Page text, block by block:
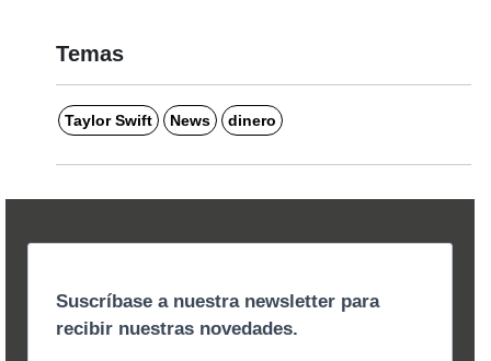
Temas
Taylor Swift News dinero